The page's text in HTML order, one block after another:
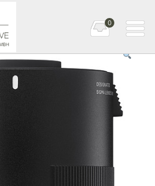
0
Konverter TC-2001 Nikon